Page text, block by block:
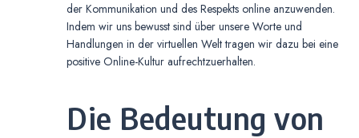
der Kommunikation und des Respekts online anzuwenden.
Indem wir uns bewusst sind über unsere Worte und
Handlungen in der virtuellen Welt tragen wir dazu bei eine
positive Online-Kultur aufrechtzuerhalten.
Die Bedeutung von